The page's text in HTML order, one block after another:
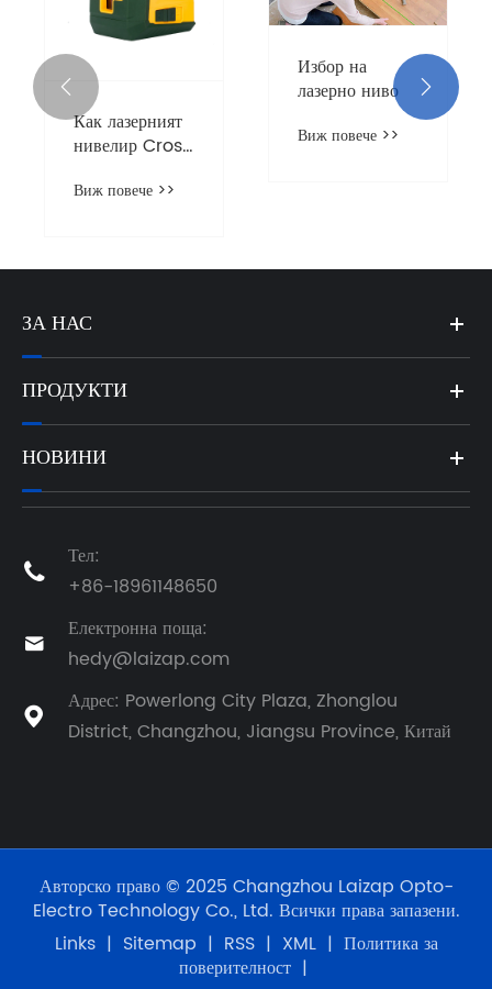
Как лазерният
нивелир Cross
подобрява
Виж повече >>
Избор на
лазерно ниво
Виж повече >>
 
ЗА НАС
ПРОДУКТИ
НОВИНИ

Тел:
+86-18961148650

Електронна поща:
hedy@laizap.com

Адрес: Powerlong City Plaza, Zhonglou
District, Changzhou, Jiangsu Province, Китай
Авторско право © 2025 Changzhou Laizap Opto-
Electro Technology Co., Ltd. Всички права запазени.
Links | Sitemap | RSS | XML | Политика за
поверителност |